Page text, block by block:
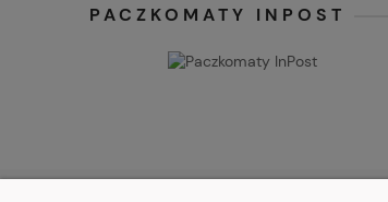
PACZKOMATY INPOST